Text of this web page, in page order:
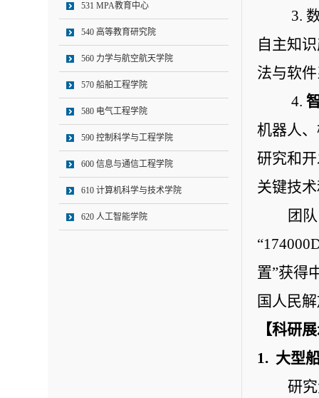
531 MPA教育中心
540 高等教育研究院
560 力学与航空航天学院
570 船舶工程学院
580 电气工程学院
590 控制科学与工程学院
600 信息与通信工程学院
610 计算机科学与技术学院
620 人工智能学院
3.
自主知
法与软
4.
机器人
研究和
关键技
团
置”获得
国人民
【科研
1.  大型
研